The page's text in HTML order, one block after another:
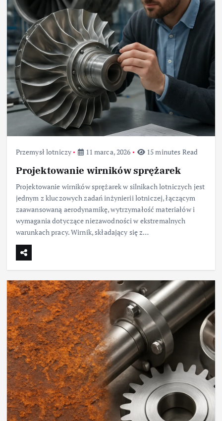
Przemysł lotniczy 11 marca, 2026 15 minutes Read
Projektowanie wirników sprężarek
Projektowanie wirników sprężarek w silnikach lotniczych jest
jednym z kluczowych zadań inżynierii lotniczej, łączącym
zaawansowaną aerodynamikę, wytrzymałość materiałów i
wymagania dotyczące niezawodności w ekstremalnych
warunkach pracy. Wirnik, składający się z…